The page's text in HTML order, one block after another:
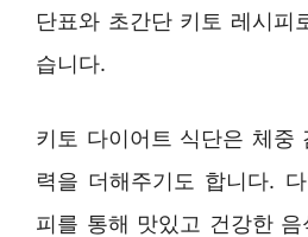
단표와 초간단 키토 레시피
습니다.
키토 다이어트 식단은 체중
력을 더해주기도 합니다.
피를 통해 맛있고 건강한